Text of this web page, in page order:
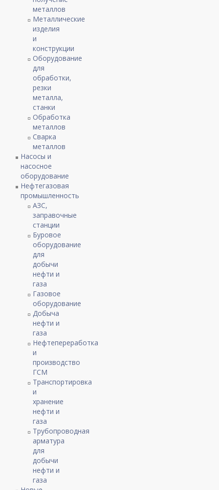
металлов
Металлические
изделия
и
конструкции
Оборудование
для
обработки,
резки
металла,
станки
Обработка
металлов
Сварка
металлов
Насосы и
насосное
оборудование
Нефтегазовая
промышленность
АЗС,
заправочные
станции
Буровое
оборудование
для
добычи
нефти и
газа
Газовое
оборудование
Добыча
нефти и
газа
Нефтепереработка
и
производство
ГСМ
Транспортировка
и
хранение
нефти и
газа
Трубопроводная
арматура
для
добычи
нефти и
газа